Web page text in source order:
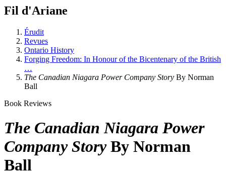
Fil d'Ariane
Érudit
Revues
Ontario History
Forging Freedom: In Honour of the Bicentenary of the British
…
The Canadian Niagara Power Company Story By Norman
Ball
Book Reviews
The Canadian Niagara Power
Company StoryBy Norman
Ball